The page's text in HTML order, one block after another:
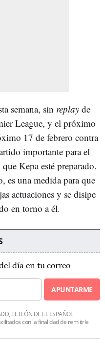
semana, sin replay de
League, y el próximo
17 de febrero contra
importante para el
Kepa esté preparado.
es una medida para que
actuaciones y se disipe
en torno a él.
día en tu correo
APUNTARME
EL LEÓN DE EL ESPAÑOL
con la finalidad de remitirle